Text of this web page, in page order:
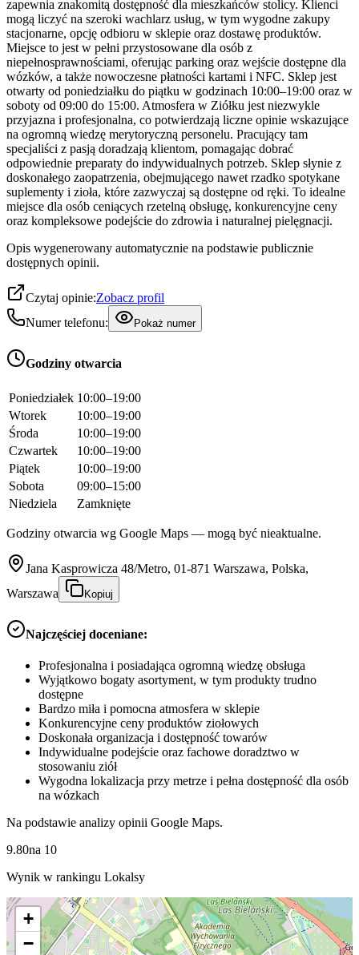
zapewnia znakomitą dostępność dla mieszkańców stolicy. Klienci
mogą liczyć na szeroki wachlarz usług, w tym wygodne zakupy
stacjonarne, opcję odbioru w sklepie oraz dostawę produktów.
Miejsce to jest w pełni przystosowane dla osób z
niepełnosprawnościami, oferując parking oraz wejście dostępne dla
wózków, a także nowoczesne płatności kartami i NFC. Sklep jest
otwarty od poniedziałku do piątku w godzinach 10:00–19:00 oraz w
soboty od 09:00 do 15:00. Atmosfera w Ziółku jest niezwykle
przyjazna i profesjonalna, co potwierdzają liczne opinie wskazujące
na ogromną wiedzę merytoryczną personelu. Pracujący tam
specjaliści z pasją doradzają klientom, pomagając dobrać
odpowiednie preparaty do indywidualnych potrzeb. Sklep słynie z
doskonałego zaopatrzenia, obejmującego nawet rzadko spotykane
suplementy i zioła, które zazwyczaj są dostępne od ręki. To idealne
miejsce dla osób ceniących rzetelną obsługę, konkurencyjne ceny
oraz kompleksowe podejście do zdrowia i naturalnej pielęgnacji.
Opis wygenerowany automatycznie na podstawie publicznie
dostępnych opinii.
Czytaj opinie:Zobacz profil
Numer telefonu:
Pokaż numer
Godziny otwarcia
Poniedziałek 10:00–19:00
Wtorek
10:00–19:00
Środa
10:00–19:00
Czwartek
10:00–19:00
Piątek
10:00–19:00
Sobota
09:00–15:00
Niedziela
Zamknięte
Godziny otwarcia wg Google Maps — mogą być nieaktualne.
Jana Kasprowicza 48/Metro, 01-871 Warszawa, Polska,
Warszawa
Kopiuj
Najczęściej doceniane:
Profesjonalna i posiadająca ogromną wiedzę obsługa
Wyjątkowo bogaty asortyment, w tym produkty trudno
dostępne
Bardzo miła i pomocna atmosfera w sklepie
Konkurencyjne ceny produktów ziołowych
Doskonała organizacja i dostępność towarów
Indywidualne podejście oraz fachowe doradztwo w
stosowaniu ziół
Wygodna lokalizacja przy metrze i pełna dostępność dla osób
na wózkach
Na podstawie analizy opinii Google Maps.
9.80na 10
Wynik w rankingu Lokalsy
+
−